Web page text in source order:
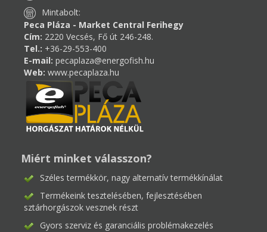
Mintabolt:
Peca Pláza - Market Central Ferihegy
Cím: 2220 Vecsés, Fő út 246-248.
Tel.: +36-29-553-400
E-mail: pecaplaza@energofish.hu
Web: www.pecaplaza.hu
Miért minket válasszon?
Széles termékkör, nagy alternatív termékkínálat
Termékeink tesztelésében, fejlesztésében
sztárhorgászok vesznek részt
Gyors szerviz és garanciális problémakezelés